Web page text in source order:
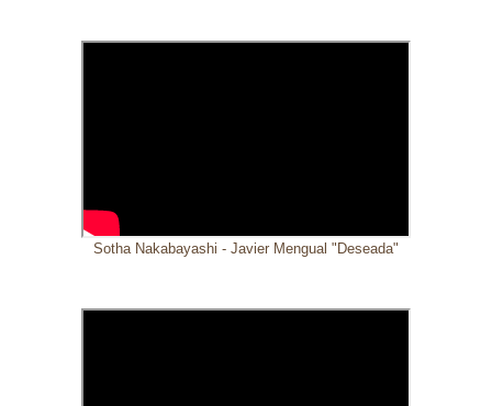
Sotha Nakabayashi - Javier Mengual "Deseada"